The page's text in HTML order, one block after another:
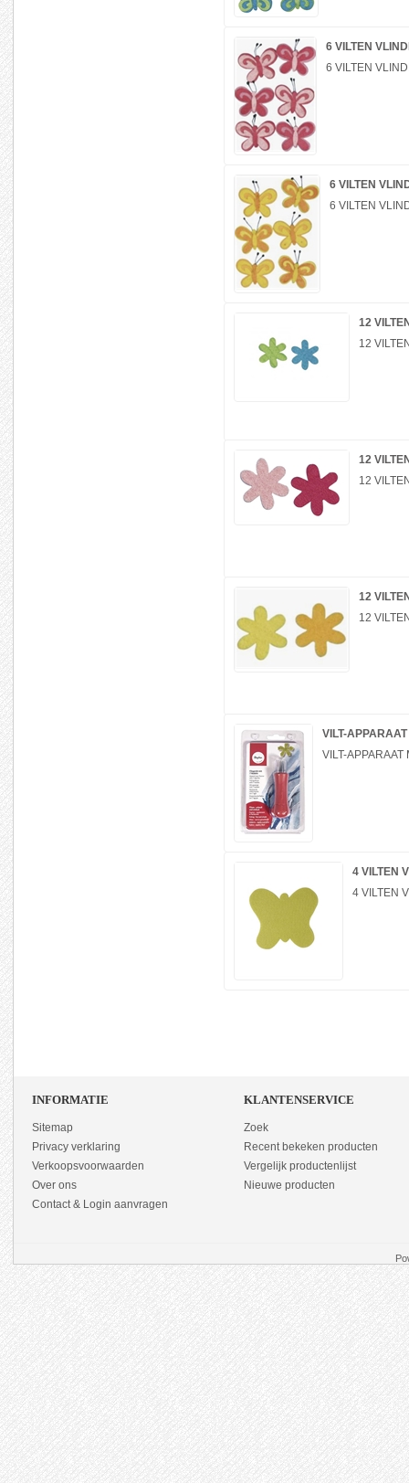
6 VILTEN
6 VILTEN
6 VILTEN
6 VILTEN
12
12
12
12
12
12
VILT-
VILT-
4 VILTEN
4 VILTEN
INFORMATIE
Sitemap
Privacy verklaring
Verkoopsvoorwaarden
Over ons
Contact & Login aanvragen
KLANTENSERVICE
Zoek
Recent bekeken producten
Vergelijk productenlijst
Nieuwe producten